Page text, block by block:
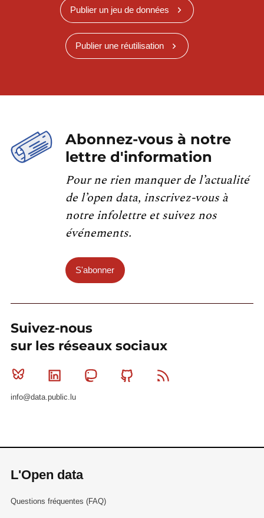
Publier un jeu de données
Publier une réutilisation
Abonnez-vous à notre
lettre d'information
Pour ne rien manquer de l’actualité
de l’open data, inscrivez-vous à
notre infolettre et suivez nos
événements.
S'abonner
Suivez-nous
sur les réseaux sociaux
Bluesky Linkedin MastodonGithub
info@data.public.lu
L'Open data
Questions fréquentes (FAQ)